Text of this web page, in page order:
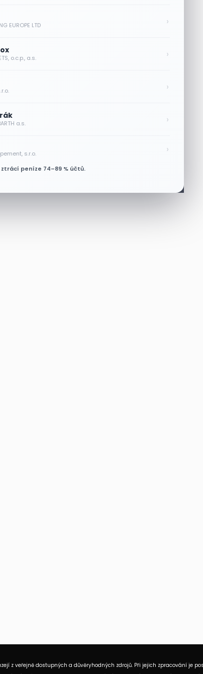
EUROPE LTD ›
o.c.p., a.s. ›
›
a.s. ›
s.r.o. ›
ztrácí peníze 74–89 % účtů.
z veřejně dostupných a důvěryhodných zdrojů. Při jejich zpracování je